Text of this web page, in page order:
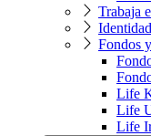
Trabaja
Fondos
Life
Life
Life